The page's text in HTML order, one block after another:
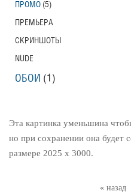
« назад
Эта картинка уменьшина
но при сохранении она будет
размере 2025 x 3000.
ПРОМО (5)
ПРЕМЬЕРА
СКРИНШОТЫ
NUDE
ОБОИ (1)